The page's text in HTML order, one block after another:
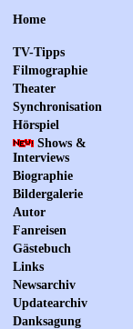
Home
TV-Tipps
Filmographie
Theater
Synchronisation
Hörspiel
Shows &
Interviews
Biographie
Bildergalerie
Autor
Fanreisen
Gästebuch
Links
Newsarchiv
Updatearchiv
Danksagung